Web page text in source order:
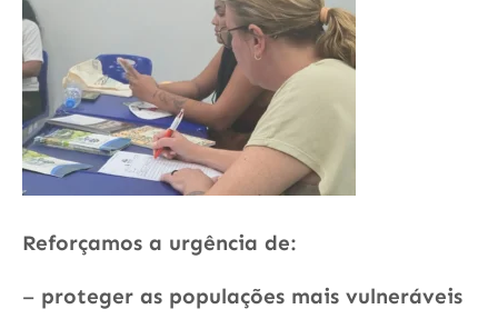
Reforçamos a urgência de:
– proteger as populações mais vulneráveis